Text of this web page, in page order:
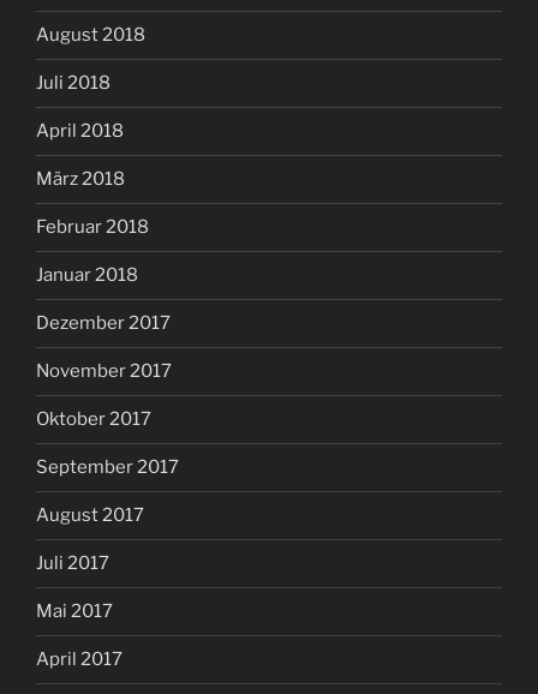
August 2018
Juli 2018
April 2018
März 2018
Februar 2018
Januar 2018
Dezember 2017
November 2017
Oktober 2017
September 2017
August 2017
Juli 2017
Mai 2017
April 2017